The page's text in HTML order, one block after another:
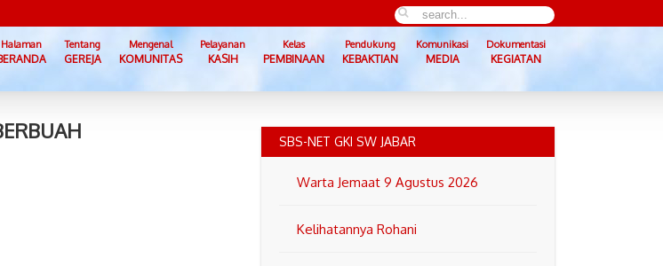
Halaman Tentang
GEREJA
Mengenal
KOMUNITAS
Pelayanan
KASIH
Kelas
PEMBINAAN
Pendukung
KEBAKTIAN
Komunikasi
MEDIA
Dokumentasi
KEGIATAN
SBS-NET GKI SW JABAR
Warta Jemaat 9 Agustus 2026
Kelihatannya Rohani